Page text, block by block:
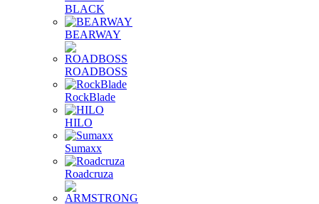
BLACK
BEARWAY
ROADBOSS
RockBlade
HILO
Sumaxx
Roadcruza